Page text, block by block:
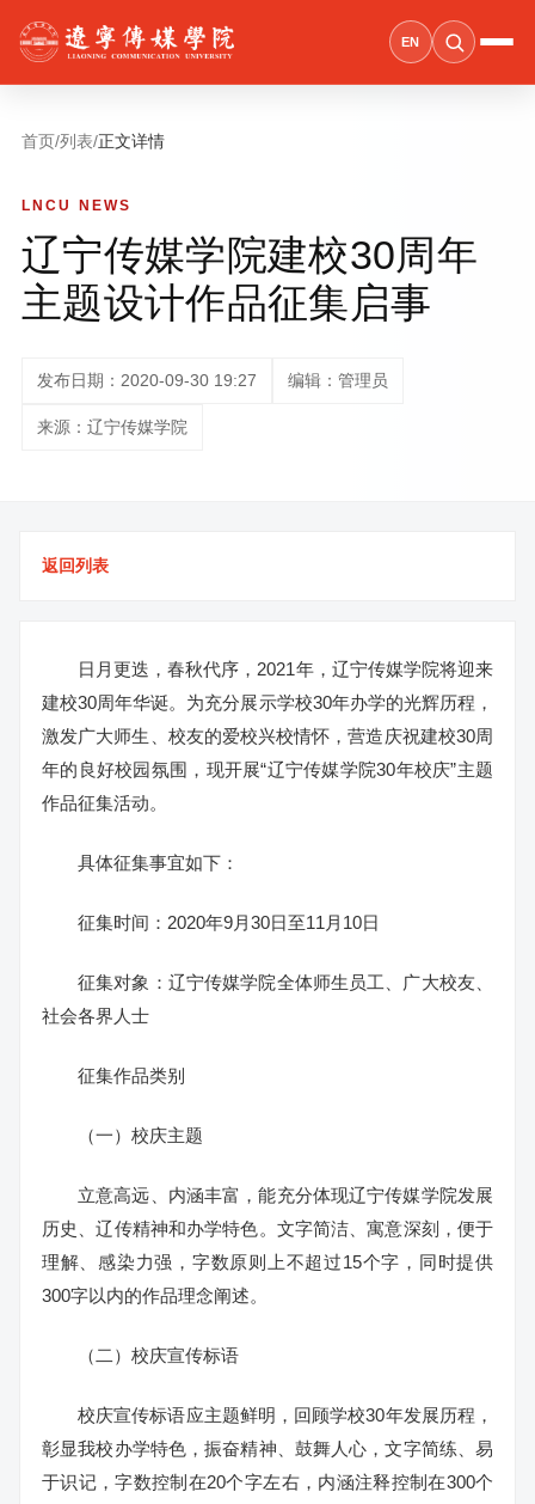
EN
首页/列表/正文详情
LNCU NEWS
辽宁传媒学院建校30周年
主题设计作品征集启事
发布日期：2020-09-30 19:27 编辑：管理员
来源：辽宁传媒学院
返回列表
日月更迭，春秋代序，2021年，辽宁传媒学院将迎来
建校30周年华诞。为充分展示学校30年办学的光辉历程，
激发广大师生、校友的爱校兴校情怀，营造庆祝建校30周
年的良好校园氛围，现开展“辽宁传媒学院30年校庆”主题
作品征集活动。
具体征集事宜如下：
征集时间：2020年9月30日至11月10日
征集对象：辽宁传媒学院全体师生员工、广大校友、
社会各界人士
征集作品类别
（一）校庆主题
立意高远、内涵丰富，能充分体现辽宁传媒学院发展
历史、辽传精神和办学特色。文字简洁、寓意深刻，便于
理解、感染力强，字数原则上不超过15个字，同时提供
300字以内的作品理念阐述。
（二）校庆宣传标语
校庆宣传标语应主题鲜明，回顾学校30年发展历程，
彰显我校办学特色，振奋精神、鼓舞人心，文字简练、易
于识记，字数控制在20个字左右，内涵注释控制在300个